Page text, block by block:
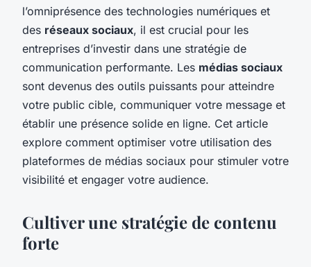
l’omniprésence des technologies numériques et
des réseaux sociaux, il est crucial pour les
entreprises d’investir dans une stratégie de
communication performante. Les médias sociaux
sont devenus des outils puissants pour atteindre
votre public cible, communiquer votre message et
établir une présence solide en ligne. Cet article
explore comment optimiser votre utilisation des
plateformes de médias sociaux pour stimuler votre
visibilité et engager votre audience.
Cultiver une stratégie de contenu
forte